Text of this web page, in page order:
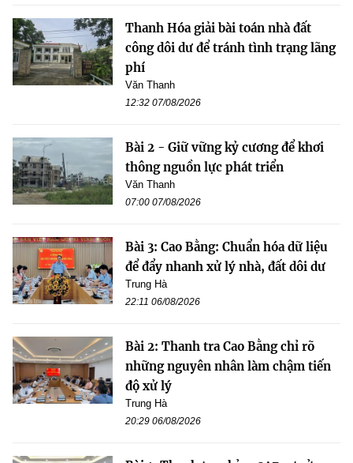
Thanh Hóa giải bài toán nhà đất
công dôi dư để tránh tình trạng lãng
phí
Văn Thanh
12:32 07/08/2026
Bài 2 - Giữ vững kỷ cương để khơi
thông nguồn lực phát triển
Văn Thanh
07:00 07/08/2026
Bài 3: Cao Bằng: Chuẩn hóa dữ liệu
để đẩy nhanh xử lý nhà, đất dôi dư
Trung Hà
22:11 06/08/2026
Bài 2: Thanh tra Cao Bằng chỉ rõ
những nguyên nhân làm chậm tiến
độ xử lý
Trung Hà
20:29 06/08/2026